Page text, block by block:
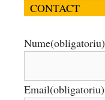
CONTACT
Nume(obligatoriu)
Email(obligatoriu)